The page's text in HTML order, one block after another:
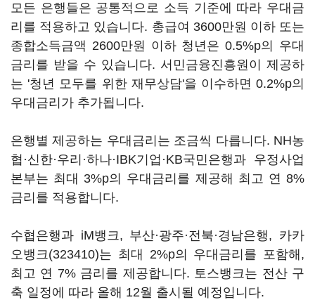
모든 은행들은 공통적으로 소득 기준에 따라 우대금
리를 적용하고 있습니다. 총급여 3600만원 이하 또는
종합소득금액 2600만원 이하 청년은 0.5%p의 우대
금리를 받을 수 있습니다. 서민금융진흥원이 제공하
는 '청년 모두를 위한 재무상담'을 이수하면 0.2%p의
우대금리가 추가됩니다.
은행별 제공하는 우대금리는 조금씩 다릅니다. NH농
협·신한·우리·하나·IBK기업·KB국민은행과 우정사업
본부는 최대 3%p의 우대금리를 제공해 최고 연 8%
금리를 적용합니다.
수협은행과 iM뱅크, 부산·광주·전북·경남은행, 카카
오뱅크(323410)는 최대 2%p의 우대금리를 포함해,
최고 연 7% 금리를 제공합니다. 토스뱅크는 전산 구
축 일정에 따라 올해 12월 출시될 예정입니다.